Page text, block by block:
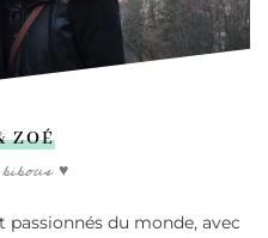
ZOÉ
♥
du monde, avec